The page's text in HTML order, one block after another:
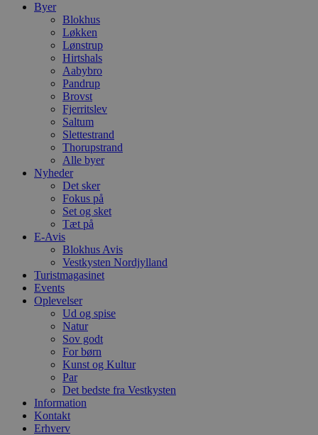
Byer
Blokhus
Løkken
Lønstrup
Hirtshals
Aabybro
Pandrup
Brovst
Fjerritslev
Saltum
Slettestrand
Thorupstrand
Alle byer
Nyheder
Det sker
Fokus på
Set og sket
Tæt på
E-Avis
Blokhus Avis
Vestkysten Nordjylland
Turistmagasinet
Events
Oplevelser
Ud og spise
Natur
Sov godt
For børn
Kunst og Kultur
Par
Det bedste fra Vestkysten
Information
Kontakt
Erhverv